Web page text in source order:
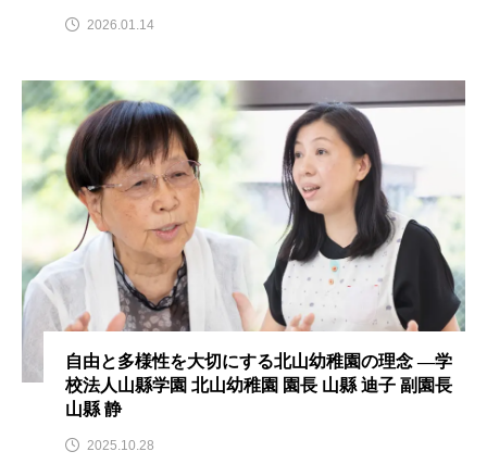
2026.01.14
自由と多様性を大切にする北山幼稚園の理念 ―学
校法人山縣学園 北山幼稚園 園長 山縣 迪子 副園長
山縣 静
2025.10.28